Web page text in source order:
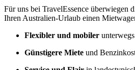
Für uns bei TravelEssence überwiegen
Ihren Australien-Urlaub einen
Flexibler und mobiler unterwegs
Günstigere Miete und